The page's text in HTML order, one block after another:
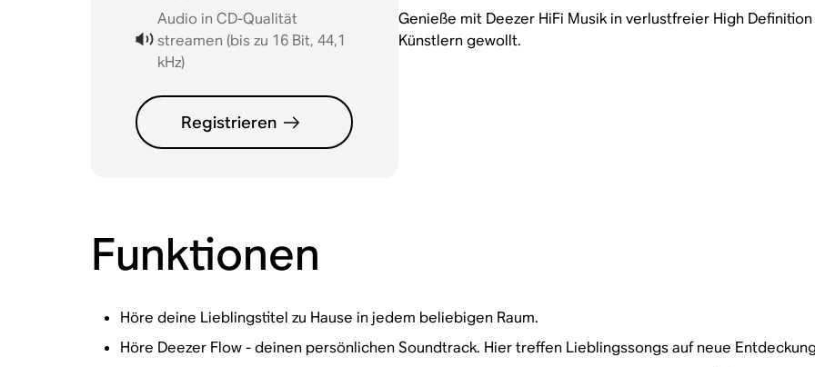
Audio in CD-Qualität
streamen (bis zu 16 Bit, 44,1
kHz)
Registrieren
Genieße mit Deezer HiFi Musik in verlustfreier High
Künstlern gewollt.
Funktionen
Höre deine Lieblingstitel zu Hause in jedem beliebigen Raum.
Höre Deezer Flow - deinen persönlichen Soundtrack. Hier treffen Lieblingssongs auf neue